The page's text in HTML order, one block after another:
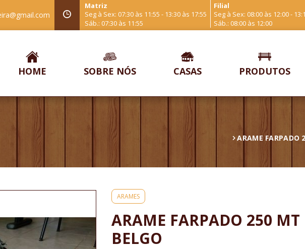
Matriz
Seg à Sex: 07:30 às 11:55 - 13:30 às 17:55
Sáb.: 07:30 às 11:55
Filial
Seg à Sex: 08:00 às 12:00 -
Sáb.: 08:00 às 12:00
HOME SOBRE NÓS CASAS PRODUTOS
ARAME FARPADO
ARAMES
ARAME FARPADO 250
BELGO